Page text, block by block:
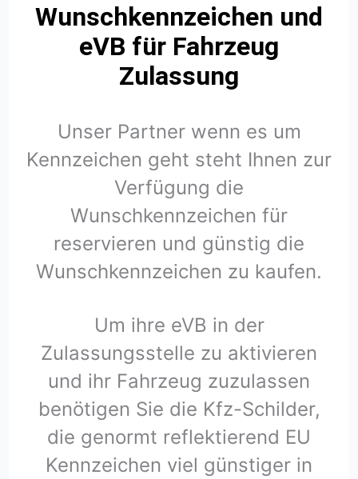
Wunschkennzeichen und
eVB für Fahrzeug
Zulassung
Unser Partner wenn es um
Kennzeichen geht steht Ihnen zur
Verfügung die
Wunschkennzeichen für
reservieren und günstig die
Wunschkennzeichen zu kaufen.
Um ihre eVB in der
Zulassungsstelle zu aktivieren
und ihr Fahrzeug zuzulassen
benötigen Sie die Kfz-Schilder,
die genormt reflektierend EU
Kennzeichen viel günstiger in